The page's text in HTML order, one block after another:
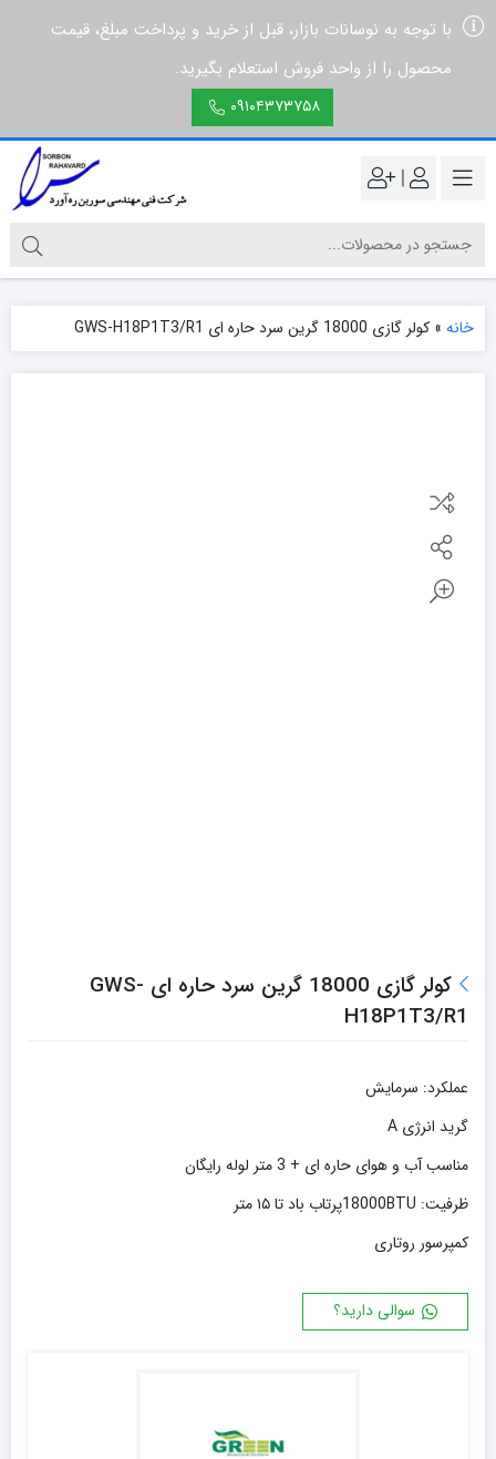
با توجه به نوسانات بازار، قبل از خرید و پرداخت مبلغ، قیمت
محصول را از واحد فروش استعلام بگیرید.
۰۹۱۰۴۳۷۳۷۵۸
|
خانه » کولر گازی 18000 گرین سرد حاره ای GWS-H18P1T3/R1
کولر گازی 18000 گرین سرد حاره ای GWS-
H18P1T3/R1
عملکرد: سرمايش
گرید انرژی A
مناسب آب و هوای حاره ای + 3 متر لوله رایگان
ظرفیت: 18000BTU
پرتاب باد تا ۱۵ متر
کمپرسور روتاری
سوالی دارید؟